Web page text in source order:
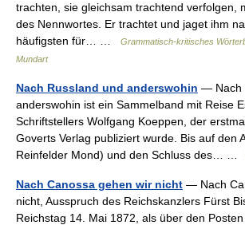
trachten, sie gleichsam trachtend verfolgen,
des Nennwortes. Er trachtet und jaget ihm
häufigsten für… …
Grammatisch-kritisches
Mundart
Nach Russland und anderswohin — Nach
anderswohin ist ein Sammelband mit Reise
Schriftstellers Wolfgang Koeppen, der
Goverts Verlag publiziert wurde. Bis auf den
Reinfelder Mond) und den Schluss des… …
Nach Canossa gehen wir nicht — Nach
nicht, Ausspruch des Reichskanzlers Fürst
Reichstag 14. Mai 1872, als über den